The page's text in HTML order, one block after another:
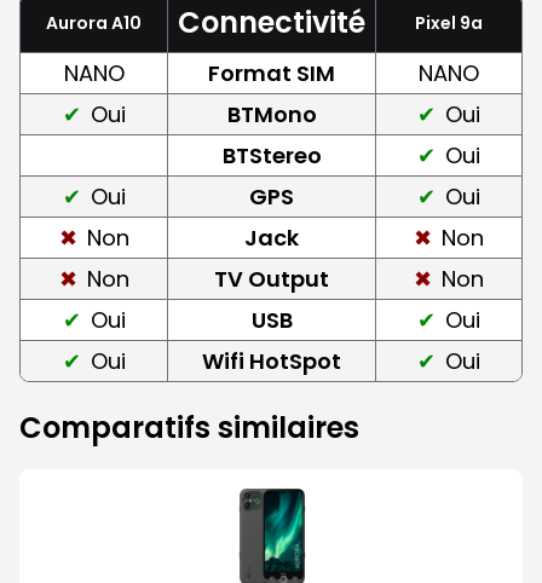
Aurora A10 Connectivité Pixel 9a
NANO Format SIM
NANO
Oui
BTMono
Oui
BTStereo
Oui
Oui
GPS
Oui
Non
Jack
Non
Non
TV Output
Non
Oui
USB
Oui
Oui
Wifi HotSpot Oui
Comparatifs similaires